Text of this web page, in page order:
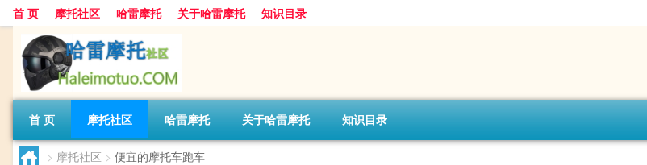
首 页 摩托社区 哈雷摩托 关于哈雷摩托 知识目录
首 页 摩托社区 哈雷摩托 关于哈雷摩托 知识目录
> 摩托社区 > 便宜的摩托车跑车